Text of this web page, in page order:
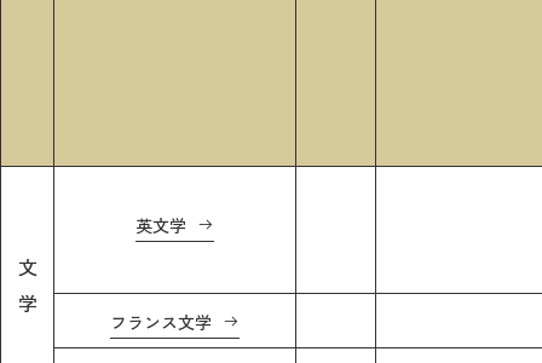
生涯学習・社会連携
文
学
英文学
フランス文学